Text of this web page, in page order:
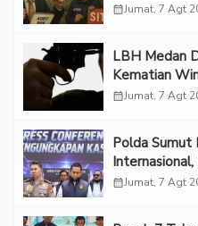
PUPN
calendar_monthJumat, 7 Agt
LBH Medan
Kematian
calendar_monthJumat, 7 Agt
Polda Sumut
calendar_monthJumat, 7 Agt